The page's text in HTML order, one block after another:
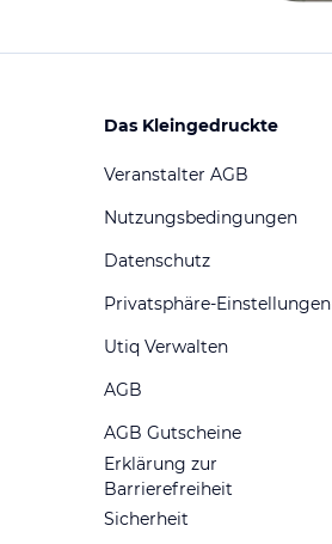
Das Kleingedruckte
Veranstalter AGB
Nutzungsbedingungen
Datenschutz
Privatsphäre-Einstellungen
Utiq Verwalten
AGB
AGB Gutscheine
Erklärung zur
Barrierefreiheit
Sicherheit